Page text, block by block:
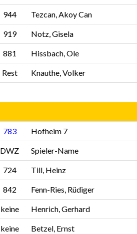
944 Tezcan, Akoy Can
919 Notz, Gisela
881 Hissbach, Ole
Rest Knauthe, Volker
783 Hofheim 7
DWZ Spieler-Name
724 Till, Heinz
842 Fenn-Ries, Rüdiger
keine Henrich, Gerhard
keine Betzel, Ernst